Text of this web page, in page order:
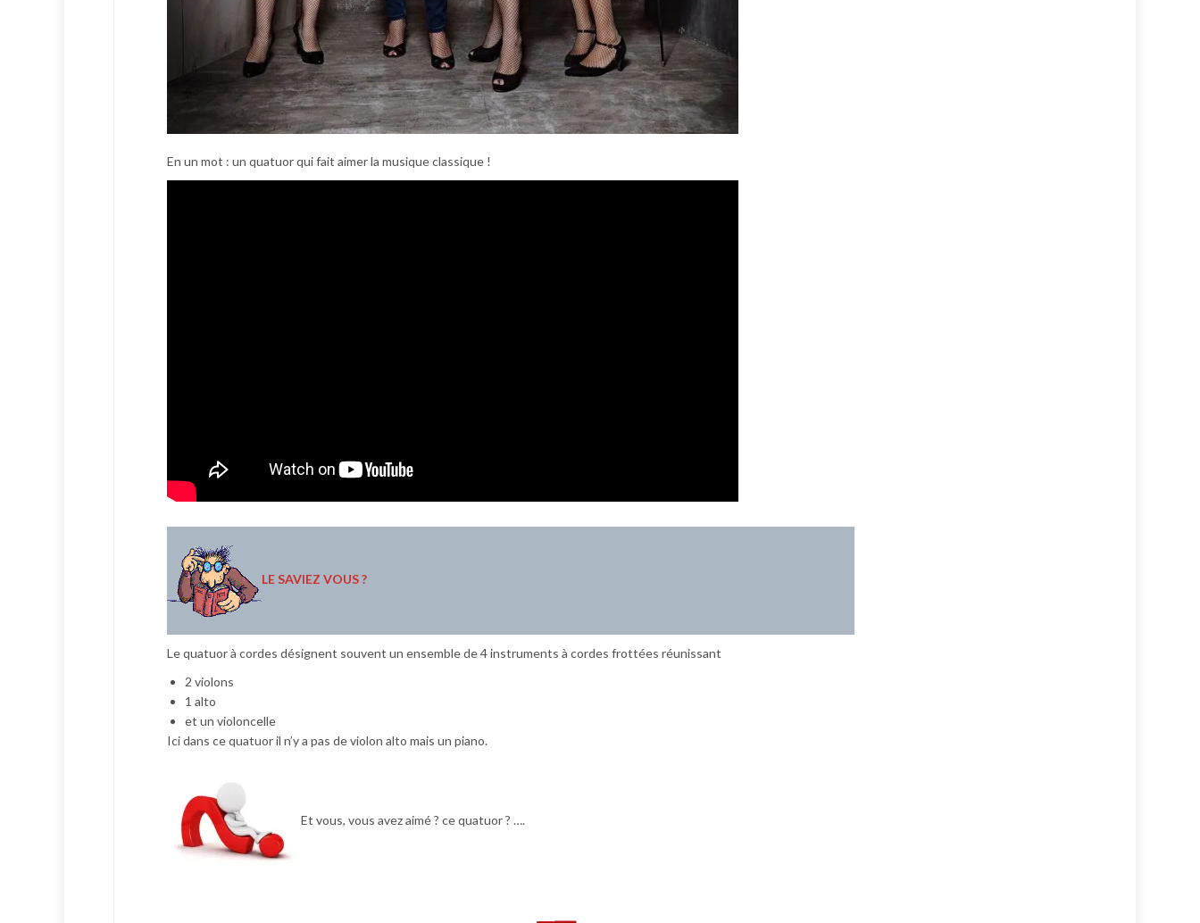
En un mot : un quatuor qui fait aimer la musique classique !
LE SAVIEZ VOUS ?
Le quatuor à cordes désignent souvent un ensemble de 4 instruments à cordes frottées réunissant
2 violons
1 alto
et un violoncelle
Ici dans ce quatuor il n’y a pas de violon alto mais un piano.
Et vous, vous avez aimé ? ce quatuor ? ….